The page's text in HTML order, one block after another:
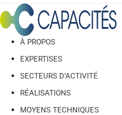
À PROPOS
EXPERTISES
SECTEURS D’ACTIVITÉ
RÉALISATIONS
MOYENS TECHNIQUES